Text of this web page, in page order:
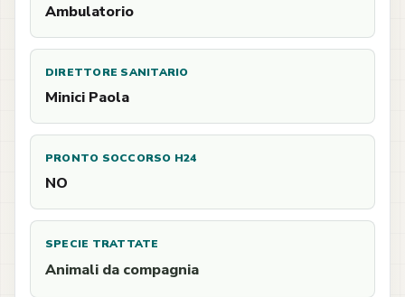
Ambulatorio
DIRETTORE SANITARIO
Minici Paola
PRONTO SOCCORSO H24
NO
SPECIE TRATTATE
Animali da compagnia